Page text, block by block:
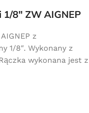
8″ ZW AIGNEP
z
1/8″. Wykonany z
wykonana jest z